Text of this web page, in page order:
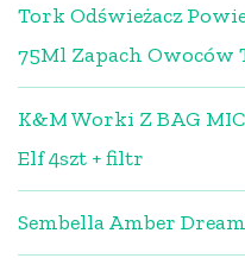
Tork Odświeżacz
75Ml Zapach Owoców
K&M Worki Z BAG
Elf 4szt + filtr
Sembella Amber